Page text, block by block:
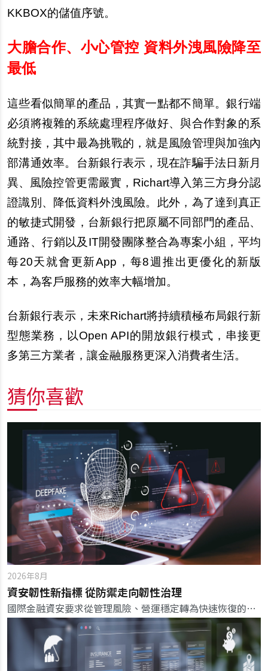
KKBOX的儲值序號。
大膽合作、小心管控 資料外洩風險降至
最低
這些看似簡單的產品，其實一點都不簡單。銀行端
必須將複雜的系統處理程序做好、與合作對象的系
統對接，其中最為挑戰的，就是風險管理與加強內
部溝通效率。台新銀行表示，現在詐騙手法日新月
異、風險控管更需嚴實，Richart導入第三方身分認
證識別、降低資料外洩風險。此外，為了達到真正
的敏捷式開發，台新銀行把原屬不同部門的產品、
通路、行銷以及IT開發團隊整合為專案小組，平均
每20天就會更新App，每8週推出更優化的新版
本，為客戶服務的效率大幅增加。
台新銀行表示，未來Richart將持續積極布局銀行新
型態業務，以Open API的開放銀行模式，串接更
多第三方業者，讓金融服務更深入消費者生活。
猜你喜歡
2026年8月
資安韌性新指標 從防禦走向韌性治理
國際金融資安要求從管理風險、營運穩定轉為快速恢復的韌性，成為新一代銀行的核心競爭優勢。